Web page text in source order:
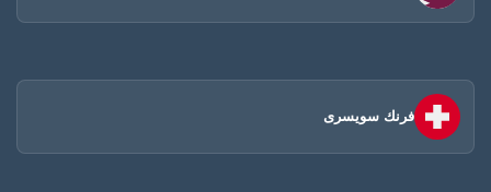
فرنك سويسرى